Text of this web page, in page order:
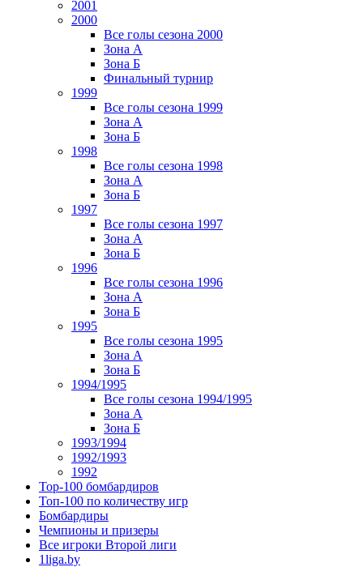
2001
2000
Все голы сезона 2000
Зона А
Зона Б
Финальный турнир
1999
Все голы сезона 1999
Зона А
Зона Б
1998
Все голы сезона 1998
Зона А
Зона Б
1997
Все голы сезона 1997
Зона А
Зона Б
1996
Все голы сезона 1996
Зона А
Зона Б
1995
Все голы сезона 1995
Зона А
Зона Б
1994/1995
Все голы сезона 1994/1995
Зона А
Зона Б
1993/1994
1992/1993
1992
Top-100 бомбардиров
Топ-100 по количеству игр
Бомбардиры
Чемпионы и призеры
Все игроки Второй лиги
1liga.by